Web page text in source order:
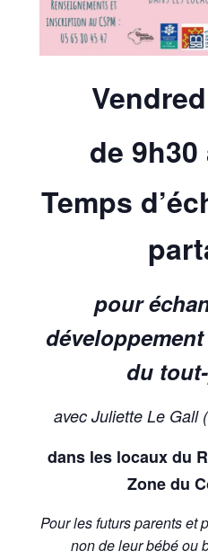
de 9h30
Temps
pour
du
avec Juliette Le Gall
dans les locaux du
Zone du
Pour les futurs parents et
non de leur bébé ou